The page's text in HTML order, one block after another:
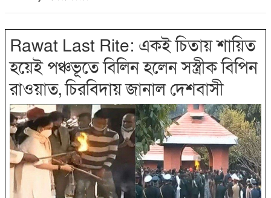
Rawat Last Rite: একই চিতায় শায়িত
হয়েই পঞ্চভূতে বিলিন হলেন সস্ত্রীক বিপিন
রাওয়াত, চিরবিদায় জানাল দেশবাসী